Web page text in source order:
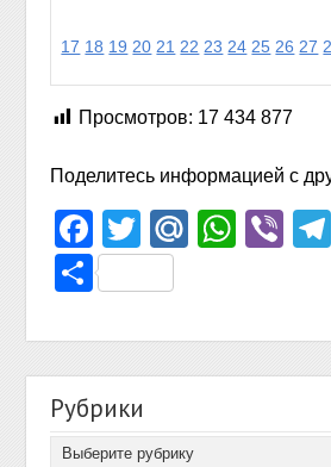
17 18 19 20 21 22 23 24 25 26 27
Просмотров: 17 434 877
Поделитесь информацией с
Facebook
TwitterMail.Ru
Отправить
Рубрики